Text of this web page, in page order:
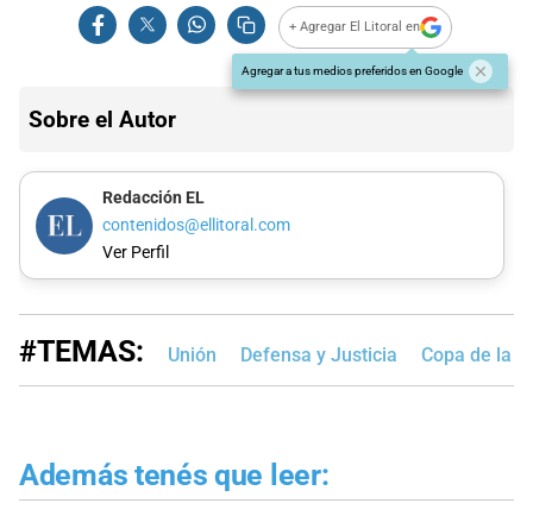
+ Agregar El Litoral en
Agregar a tus medios preferidos en Google
Sobre el Autor
Redacción EL
contenidos@ellitoral.com
Ver Perfil
#TEMAS: Unión Defensa y Justicia Copa de la
Además tenés que leer: